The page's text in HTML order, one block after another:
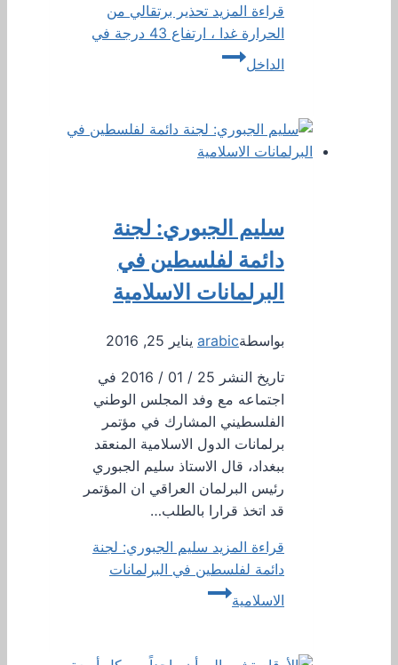
قراءة المزيد تحذير برتقالي من
الحرارة غدا ، ارتفاع 43 درجة في
الداخل
سليم الجبوري: لجنة
دائمة لفلسطين في
البرلمانات الاسلامية
بواسطةarabic يناير 25, 2016
تاريخ النشر 25 / 01 / 2016 في
اجتماعه مع وفد المجلس الوطني
الفلسطيني المشارك في مؤتمر
برلمانات الدول الاسلامية المنعقد
ببغداد، قال الاستاذ سليم الجبوري
رئيس البرلمان العراقي ان المؤتمر
قد اتخذ قرارا بالطلب…
قراءة المزيد سليم الجبوري: لجنة
دائمة لفلسطين في البرلمانات
الاسلامية